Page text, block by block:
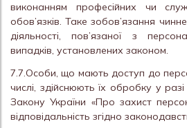
виконанням професійних чи
обов’язків. Таке зобов’язання
діяльності, пов’язаної з
випадків, установлених законом.
7.7.Особи, що мають доступ до
числі, здійснюють їх обробку у
Закону України «Про захист
відповідальність згідно